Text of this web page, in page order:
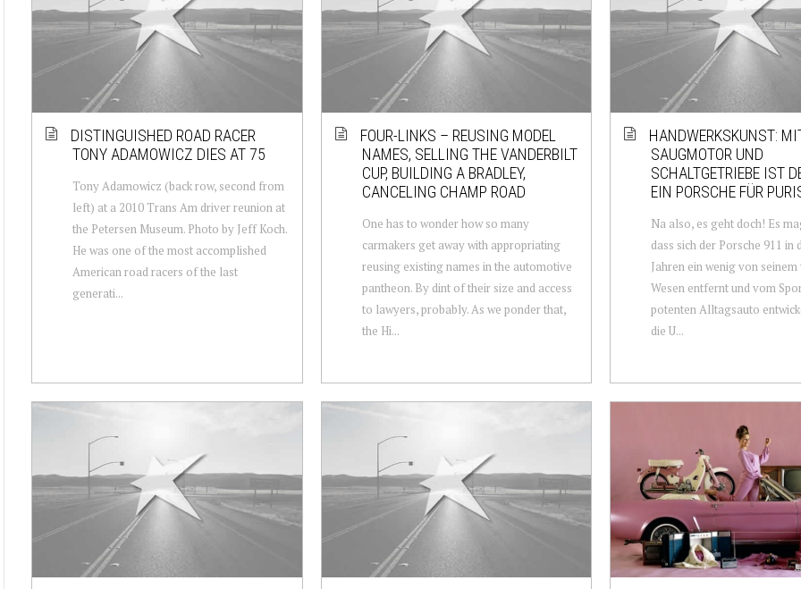
DISTINGUISHED ROAD RACER
TONY ADAMOWICZ DIES AT 75
Tony Adamowicz (back row, second from
left) at a 2010 Trans Am driver reunion at
the Petersen Museum. Photo by Jeff Koch.
He was one of the most accomplished
American road racers of the last
generati...
FOUR-LINKS – REUSING MODEL
NAMES, SELLING THE VANDERBILT
CUP, BUILDING A BRADLEY,
CANCELING CHAMP ROAD
One has to wonder how so many
carmakers get away with appropriating
reusing existing names in the automotive
pantheon. By dint of their size and access
to lawyers, probably. As we ponder that,
the Hi...
HANDWERKSKUNST:
SAUGMOTOR UND
SCHALTGETRIEBE IST
EIN PORSCHE FÜR
Na also, es geht doch! Es
dass sich der Porsche 911 in
Jahren ein wenig von seinem
Wesen entfernt und vom
potenten Alltagsauto
die U...